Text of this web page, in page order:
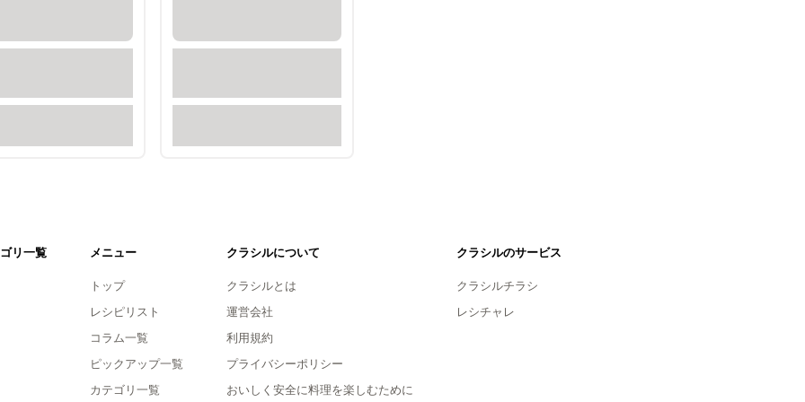
リ一覧 メニュー
トップ
レシピリスト
コラム一覧
ピックアップ一覧
カテゴリ一覧
クラシルについて
クラシルとは
運営会社
利用規約
プライバシーポリシー
おいしく安全に料理を楽しむために
クラシルのサービス
クラシルチラシ
レシチャレ